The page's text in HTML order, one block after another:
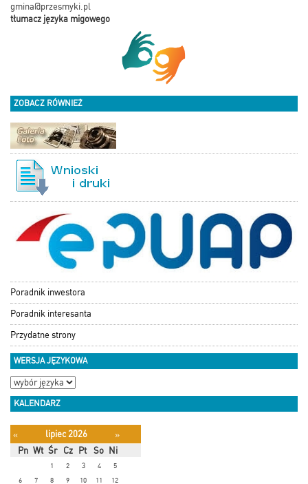
gmina@przesmyki.pl
tłumacz języka migowego
ZOBACZ RÓWNIEŻ
Poradnik inwestora
Poradnik interesanta
Przydatne strony
WERSJA JĘZYKOWA
KALENDARZ
« lipiec 2026
»
Pn Wt Śr Cz Pt So Ni
1 2 3 4
5
6
7 8 9 10 11 12